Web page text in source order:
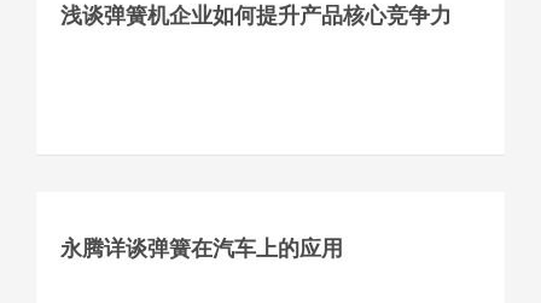
浅谈弹簧机企业如何提升产品核心竞争力
永腾详谈弹簧在汽车上的应用